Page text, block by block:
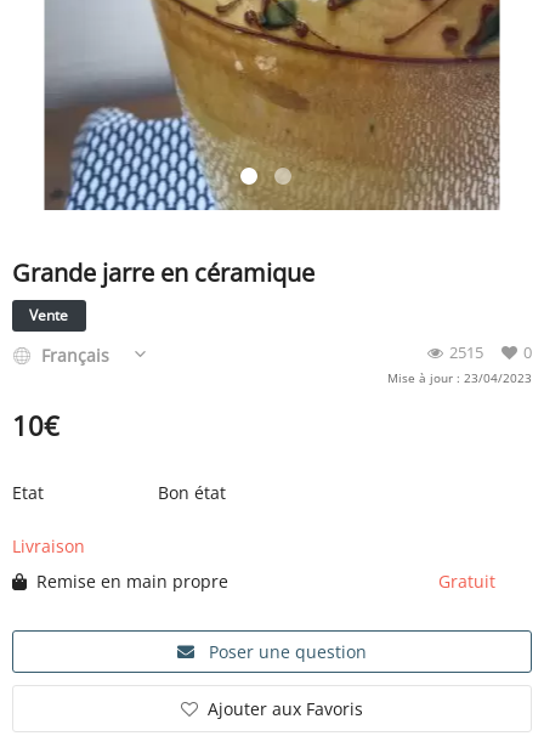
BILLET & COVOIT'
Français
Grande jarre en céramique
Vente
0
2515
Français
Mise à jour : 23/04/2023
10€
Etat Bon état
Livraison
Remise en main propre
Gratuit
Poser une question
Ajouter aux Favoris